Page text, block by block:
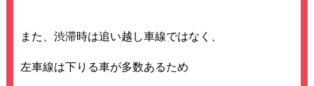
また、渋滞時は追い越し車線ではなく、
左車線は下りる車が多数あるため